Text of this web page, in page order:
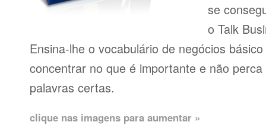
se
o Talk
Ensina-lhe o vocabulário de negócios
concentrar no que é importante e não
palavras certas.
clique nas imagens para aumentar »